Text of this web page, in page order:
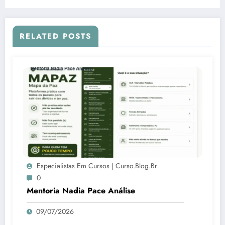
RELATED POSTS
Especialistas Em Cursos | Curso.blog.br
0
Mentoria Nadia Pace Análise
09/07/2026